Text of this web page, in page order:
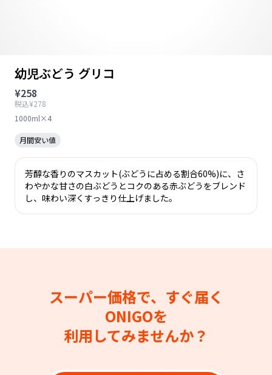
幼児ぶどう グリコ
¥258
税込¥278
1000ml×4
月間安い値
芳醇な香りのマスカット(ぶどうに占める割合60%)に、さ
わやかな甘さの白ぶどうとコクのある赤ぶどうをブレンド
し、味わい深くすっきり仕上げました。
スーパー価格で、すぐ届く
ONIGOを
利用してみませんか？